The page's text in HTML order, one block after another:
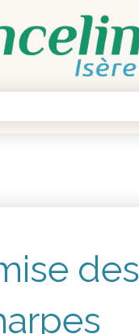
des